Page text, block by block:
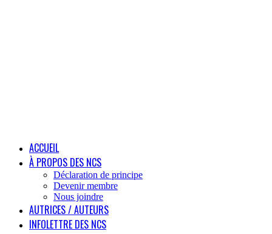
ACCUEIL
À PROPOS DES NCS
Déclaration de principe
Devenir membre
Nous joindre
AUTRICES / AUTEURS
INFOLETTRE DES NCS